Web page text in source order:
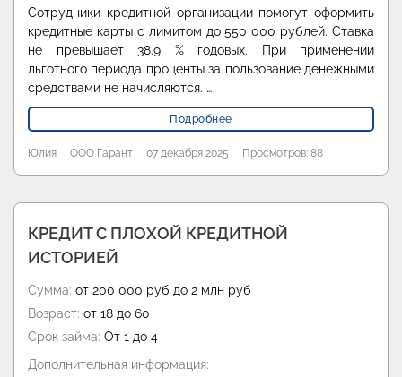
Сотрудники кредитной организации помогут оформить
кредитные карты с лимитом до 550 000 рублей. Ставка
не превышает 38.9 % годовых. При применении
льготного периода проценты за пользование денежными
средствами не начисляются. …
Подробнее
Юлия ООО Гарант 07 декабря 2025 Просмотров: 88
КРЕДИТ С ПЛОХОЙ КРЕДИТНОЙ
ИСТОРИЕЙ
Сумма: от 200 000 руб до 2 млн руб
Возраст: от 18 до 60
Срок займа: От 1 до 4
Дополнительная информация: